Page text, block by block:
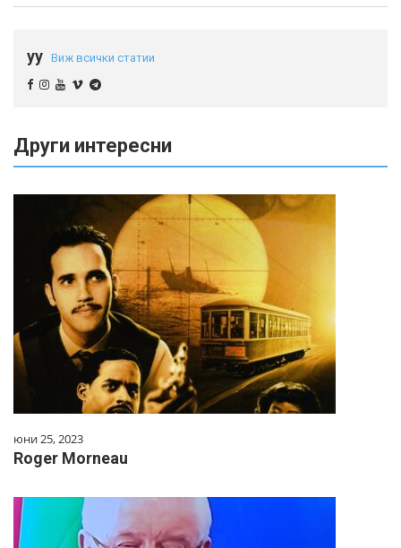
yy Виж всички статии
Други интересни
юни 25, 2023
Roger Morneau